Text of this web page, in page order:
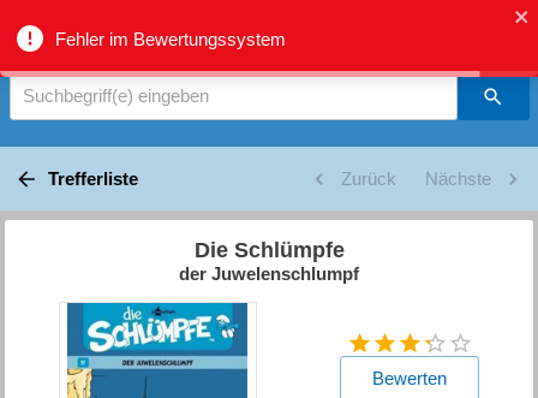
Fehler im Bewertungssystem
biblio.gr - Suche
Suchbegriff(e) eingeben
Trefferliste Zurück Nächste
Die Schlümpfe
der Juwelenschlumpf
Bewerten